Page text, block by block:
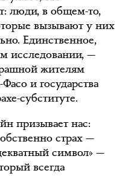
люди, в общем-то,
вызывают у них
Единственное,
исследовании, —
жителям
и государства
субституте.
призывает нас:
страх —
символ» —
всегда